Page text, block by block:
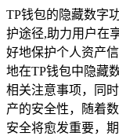
TP钱包的隐藏数字
护途径,助力用户在
好地保护个人资产
地在TP钱包中隐藏
相关注意事项，同
产的安全性，随着
安全将愈发重要，